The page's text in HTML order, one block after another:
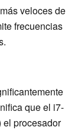
veloces de
frecuencias
que el i7-
el procesador